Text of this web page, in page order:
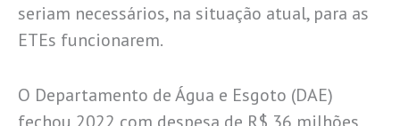
seriam necessários, na situação atual, para as
ETEs funcionarem.
O Departamento de Água e Esgoto (DAE)
fechou 2022 com despesa de R$ 36 milhões